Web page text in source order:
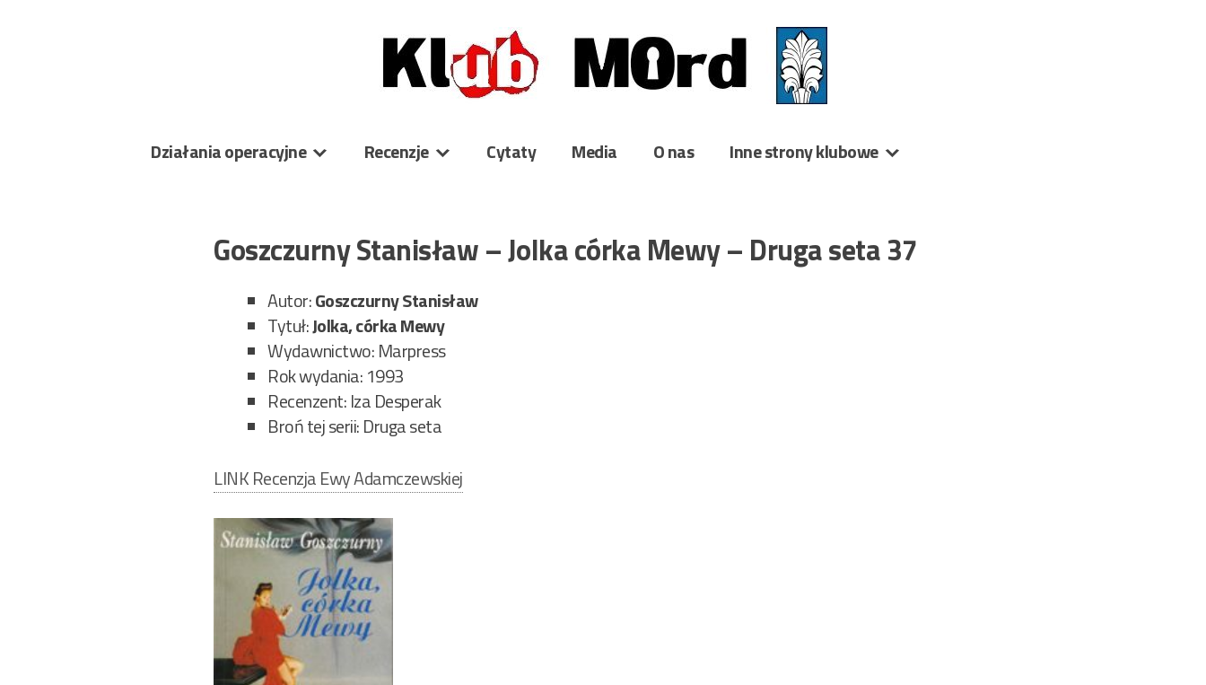
Działania operacyjne Recenzje Cytaty Media O nas Inne strony klubowe
Goszczurny Stanisław – Jolka córka Mewy – Druga seta 37
Autor:Goszczurny Stanisław
Tytuł:Jolka, córka Mewy
Wydawnictwo: Marpress
Rok wydania: 1993
Recenzent: Iza Desperak
Broń tej serii: Druga seta
LINK Recenzja Ewy Adamczewskiej